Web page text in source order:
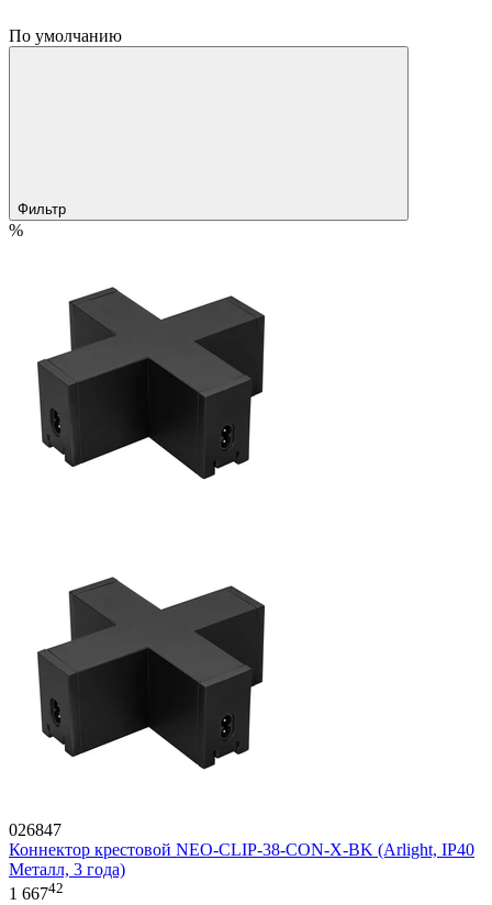
По умолчанию
Фильтр
%
026847
Коннектор крестовой NEO-CLIP-38-CON-X-BK (Arlight, IP40
Металл, 3 года)
1 66742